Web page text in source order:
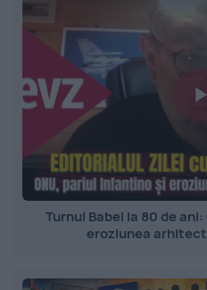
Turnul Babel la 80 de
eroziunea